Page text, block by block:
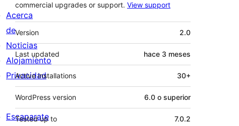
commercial upgrades or support. View support
Meta
Version 2.0
Last updated hace 3 meses
Active installations 30+
WordPress version 6.0 o superior
Tested up to 7.0.2
Acerca
de
Noticias
Alojamiento
Privacidad
Escaparate